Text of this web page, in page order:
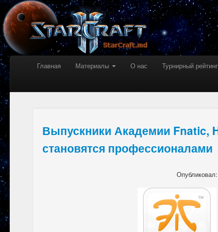
Главная Материалы О нас Турнирный рейтинг
Выпускники Академии Fnatic,
становятся профессионалами